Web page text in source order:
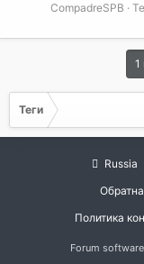
CompadreSPB
1
Теги
Russia
Политика
Forum